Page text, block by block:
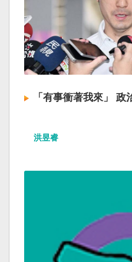
「有事衝著我來」 政
洪昱睿